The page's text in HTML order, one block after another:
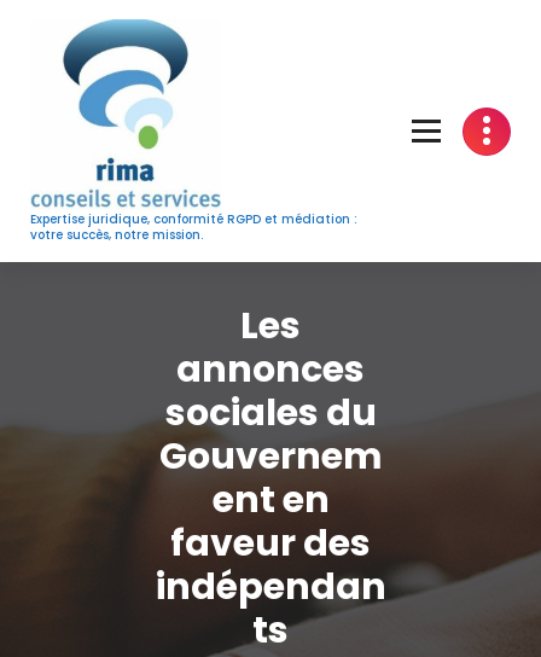
content
Expertise juridique, conformité RGPD et médiation :
votre succès, notre mission.
Les
annonces
sociales du
Gouvernem
ent en
faveur des
indépendan
ts